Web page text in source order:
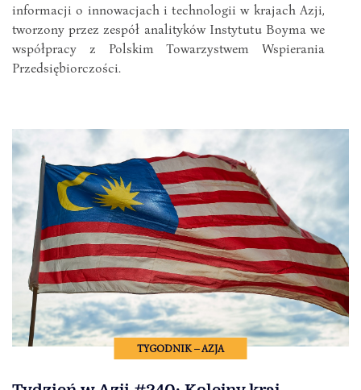
informacji o innowacjach i technologii w krajach Azji,
tworzony przez zespół analityków Instytutu Boyma we
współpracy z Polskim Towarzystwem Wspierania
Przedsiębiorczości.
TYGODNIK – AZJA